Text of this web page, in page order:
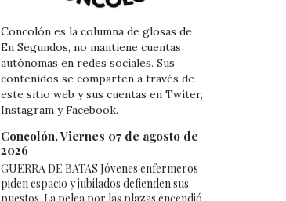
Concolón es la columna de glosas de
En Segundos, no mantiene cuentas
autónomas en redes sociales. Sus
contenidos se comparten a través de
este sitio web y sus cuentas en Twiter,
Instagram y Facebook.
Concolón, Viernes 07 de agosto de
2026
GUERRA DE BATAS Jóvenes enfermeros
piden espacio y jubilados defienden sus